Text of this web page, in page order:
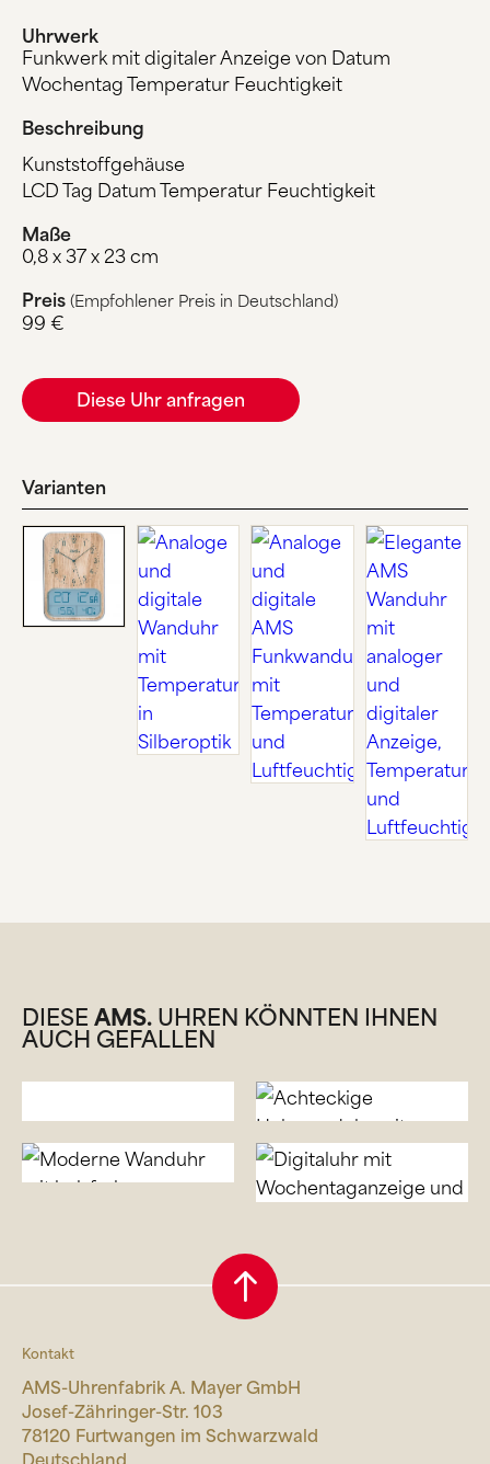
Uhrwerk
Funkwerk mit digitaler Anzeige von Datum
Wochentag Temperatur Feuchtigkeit
Beschreibung
Kunststoffgehäuse
LCD Tag Datum Temperatur Feuchtigkeit
Maße
0,8 x 37 x 23 cm
Preis(Empfohlener Preis in Deutschland)
99 €
Diese Uhr anfragen
Varianten
DIESEAMS.UHREN KÖNNTEN IHNEN
AUCH GEFALLEN
Kontakt
AMS-Uhrenfabrik A. Mayer GmbH
Josef-Zähringer-Str. 103
78120 Furtwangen im Schwarzwald
Deutschland